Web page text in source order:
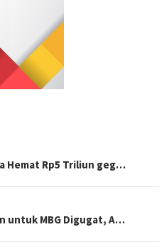
Hemat Rp5 Triliun geg…
untuk MBG Digugat, A…